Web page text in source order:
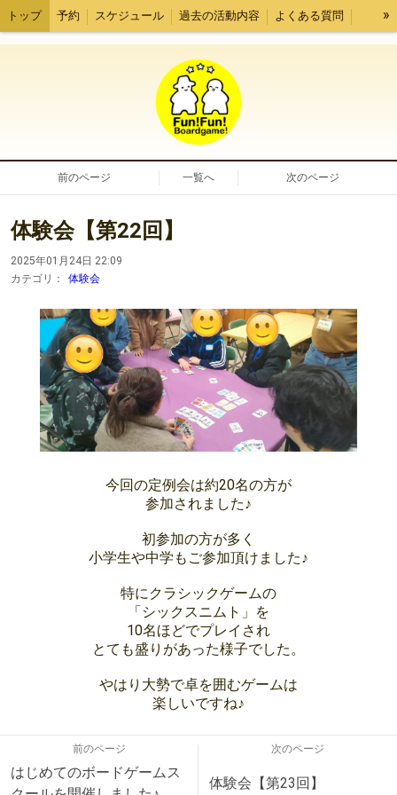
トップ 予約 スケジュール 過去の活動内容 よくある質問
挨拶 リンク
»
前のページ 一覧へ 次のページ
体験会【第22回】
2025年01月24日 22:09
カテゴリ：
体験会
今回の定例会は約20名の方が
参加されました♪
初参加の方が多く
小学生や中学もご参加頂けました♪
特にクラシックゲームの
「シックスニムト」を
10名ほどでプレイされ
とても盛りがあった様子でした。
やはり大勢で卓を囲むゲームは
楽しいですね♪
前のページ
はじめてのボードゲームス
次のページ
体験会【第23回】